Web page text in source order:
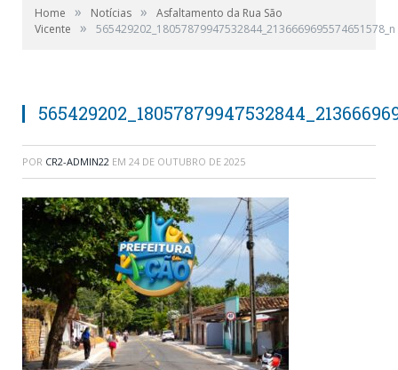
Home » Notícias »
Asfaltamento da Rua São
Vicente
» 565429202_18057879947532844_2136669695574651578_n
POR CR2-ADMIN22 EM 24 DE OUTUBRO DE 2025